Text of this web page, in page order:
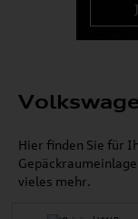
Hier finden Sie für
vieles mehr.